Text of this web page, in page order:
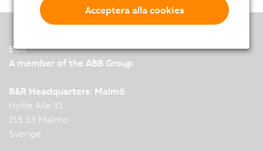
B&R
A member of the ABB Group
B&R Headquarters: Malmö
Hyllie Alle 31
215 33 Malmo
Sverige
Acceptera alla cookies